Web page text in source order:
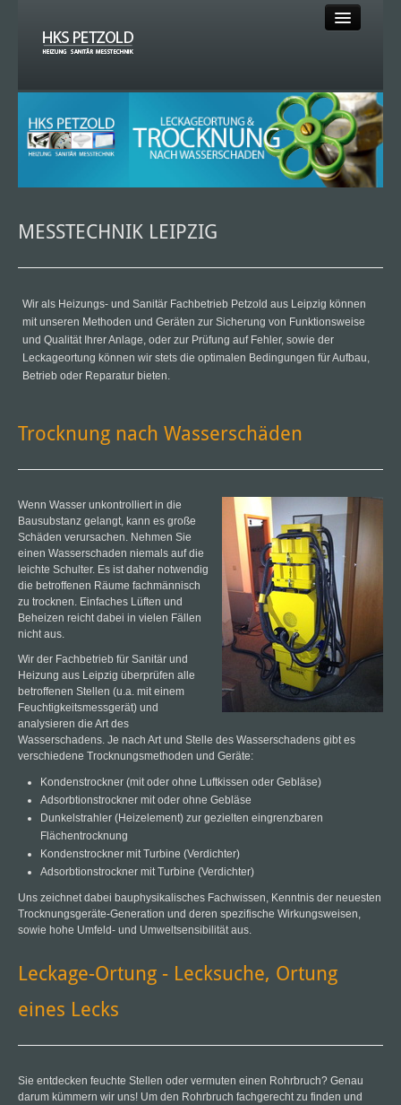
HEIZUNG
KLEMPNER
KLIMA
MESSTECHNIK LEIPZIG
Wir als Heizungs- und Sanitär Fachbetrieb Petzold aus Leipzig können
mit unseren Methoden und Geräten zur Sicherung von Funktionsweise
und Qualität Ihrer Anlage, oder zur Prüfung auf Fehler, sowie der
Leckageortung können wir stets die optimalen Bedingungen für Aufbau,
Betrieb oder Reparatur bieten.
Trocknung nach Wasserschäden
Wenn Wasser unkontrolliert in die
Bausubstanz gelangt, kann es große
Schäden verursachen. Nehmen Sie
einen Wasserschaden niemals auf die
leichte Schulter. Es ist daher notwendig
die betroffenen Räume fachmännisch
zu trocknen. Einfaches Lüften und
Beheizen reicht dabei in vielen Fällen
nicht aus.
Wir der Fachbetrieb für Sanitär und
Heizung aus Leipzig überprüfen alle
betroffenen Stellen (u.a. mit einem
Feuchtigkeitsmessgerät) und
analysieren die Art des
Wasserschadens. Je nach Art und Stelle des Wasserschadens gibt es
verschiedene Trocknungsmethoden und Geräte:
Kondenstrockner (mit oder ohne Luftkissen oder Gebläse)
Adsorbtionstrockner mit oder ohne Gebläse
Dunkelstrahler (Heizelement) zur gezielten eingrenzbaren
Flächentrocknung
Kondenstrockner mit Turbine (Verdichter)
Adsorbtionstrockner mit Turbine (Verdichter)
Uns zeichnet dabei bauphysikalisches Fachwissen, Kenntnis der neuesten
Trocknungsgeräte-Generation und deren spezifische Wirkungsweisen,
sowie hohe Umfeld- und Umweltsensibilität aus.
Leckage-Ortung - Lecksuche, Ortung
eines Lecks
Sie entdecken feuchte Stellen oder vermuten einen Rohrbruch? Genau
darum kümmern wir uns! Um den Rohrbruch fachgerecht zu finden und